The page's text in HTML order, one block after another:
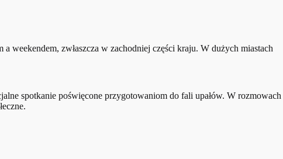
weekendem, zwłaszcza w zachodniej części kraju. W dużych miastach
spotkanie poświęcone przygotowaniom do fali upałów. W rozmowach